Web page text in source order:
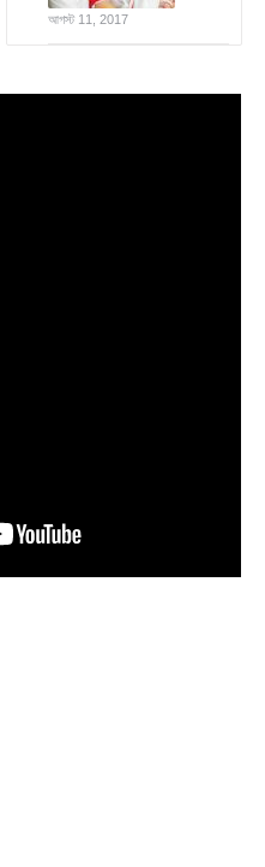
আগস্ট 11, 2017